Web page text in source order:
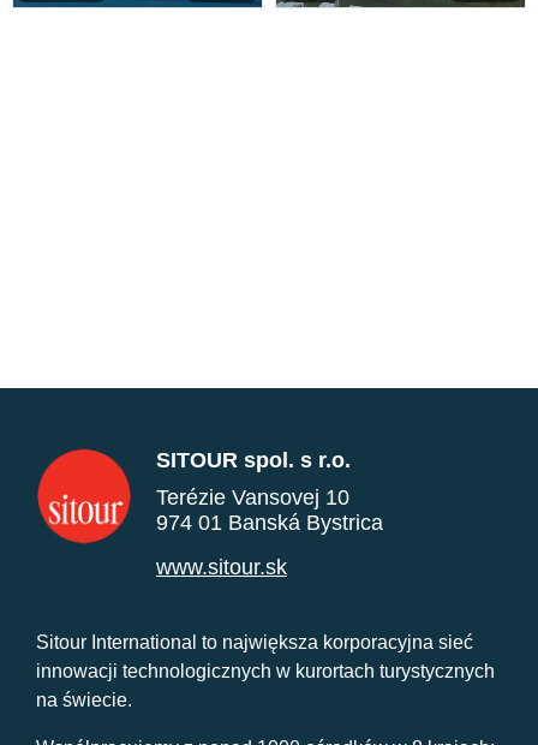
SITOUR spol. s r.o.
Terézie Vansovej 10
974 01 Banská Bystrica
www.sitour.sk
Sitour International to największa korporacyjna sieć
innowacji technologicznych w kurortach turystycznych
na świecie.